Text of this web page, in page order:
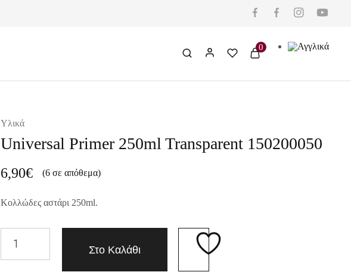
0
Υλικά
Universal Primer 250ml Transparent 150200050
6,90€ (6 σε απόθεμα)
Κολλώδες αστάρι 250ml.
Στο Καλάθι